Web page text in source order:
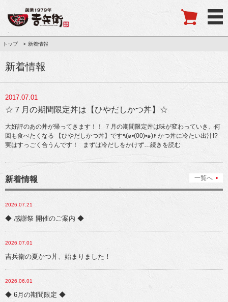
トップ 新着情報
新着情報
2017.07.01
☆７月の期間限定丼は【ひやだしかつ丼】☆
大好評のあの丼が帰ってきます！！ ７月の期間限定丼は味が変わっていき、何
回も食べたくなる 【ひやだしかつ丼】です٩(๑•(00)•๑)۶ かつ丼に冷たい出汁!?
実はすっごく合うんです！ まずは冷だしをかけず…続きを読む
新着情報 一覧へ
2026.07.21
◆ 感謝祭 開催のご案内 ◆
2026.07.01
吉兵衛の夏かつ丼、始まりました！
2026.06.01
◆ 6月の期間限定 ◆